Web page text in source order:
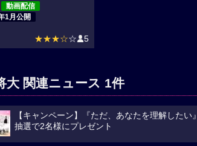
動画配信
1月公開
★★★☆☆ 5
大 関連ニュース 1件
【キャンペーン】『ただ、あなたを理解した
抽選で2名様にプレゼント